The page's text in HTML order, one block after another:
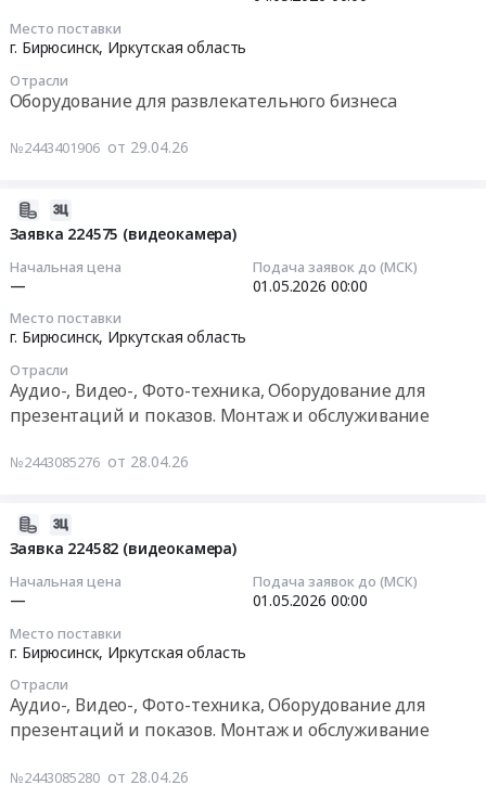
10-
10-
Место поставки
г. Бирюсинск, Иркутская область
Отрасли
Оборудование для развлекательного бизнеса
№2443401906 от 29.04.26
Заявка 224575 (видеокамера)
Начальная цена
—
Подача заявок до (МСК)
01.05.2026 00:00
Место поставки
г. Бирюсинск, Иркутская область
Отрасли
Аудио-, Видео-, Фото-техника, Оборудование для
презентаций и показов. Монтаж и обслуживание
№2443085276 от 28.04.26
Заявка 224582 (видеокамера)
Начальная цена
—
Подача заявок до (МСК)
01.05.2026 00:00
Место поставки
г. Бирюсинск, Иркутская область
Отрасли
Аудио-, Видео-, Фото-техника, Оборудование для
презентаций и показов. Монтаж и обслуживание
№2443085280 от 28.04.26